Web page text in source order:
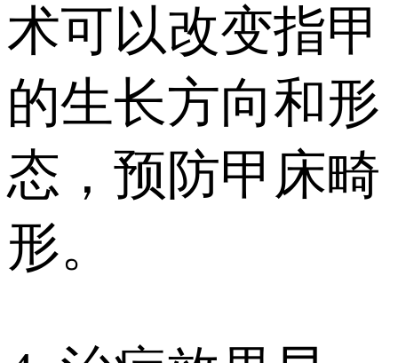
术可以改变指甲
的生长方向和形
态，预防甲床畸
形。